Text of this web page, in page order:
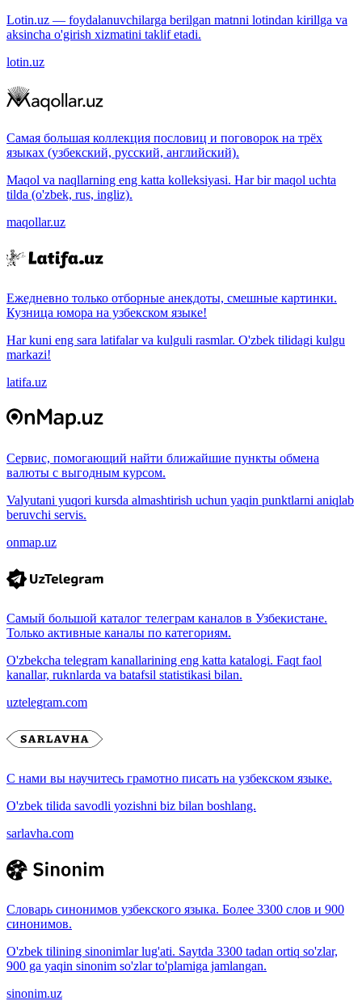
Lotin.uz — foydalanuvchilarga berilgan matnni lotindan kirillga va
aksincha o'girish xizmatini taklif etadi.
lotin.uz
Самая большая коллекция пословиц и поговорок на трёх
языках (узбекский, русский, английский).
Maqol va naqllarning eng katta kolleksiyasi. Har bir maqol uchta
tilda (o'zbek, rus, ingliz).
maqollar.uz
Ежедневно только отборные анекдоты, смешные картинки.
Кузница юмора на узбекском языке!
Har kuni eng sara latifalar va kulguli rasmlar. O'zbek tilidagi kulgu
markazi!
latifa.uz
Сервис, помогающий найти ближайшие пункты обмена
валюты с выгодным курсом.
Valyutani yuqori kursda almashtirish uchun yaqin punktlarni aniqlab
beruvchi servis.
onmap.uz
Самый большой каталог телеграм каналов в Узбекистане.
Только активные каналы по категориям.
O'zbekcha telegram kanallarining eng katta katalogi. Faqt faol
kanallar, ruknlarda va batafsil statistikasi bilan.
uztelegram.com
С нами вы научитесь грамотно писать на узбекском языке.
O'zbek tilida savodli yozishni biz bilan boshlang.
sarlavha.com
Словарь синонимов узбекского языка. Более 3300 слов и 900
синонимов.
O'zbek tilining sinonimlar lug'ati. Saytda 3300 tadan ortiq so'zlar,
900 ga yaqin sinonim so'zlar to'plamiga jamlangan.
sinonim.uz